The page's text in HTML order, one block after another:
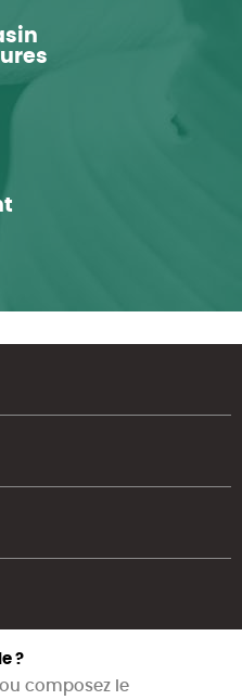
?
ou composez le